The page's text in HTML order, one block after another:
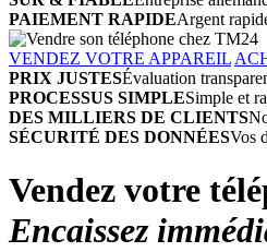
PAIEMENT RAPIDEArgent
VENDEZ VOTRE APPAREIL
PRIX JUSTESÉvaluation
PROCESSUS SIMPLESimple et
DES MILLIERS DE CLIENTS
SÉCURITÉ DES DONNÉESVos
Vendez votre
Encaissez